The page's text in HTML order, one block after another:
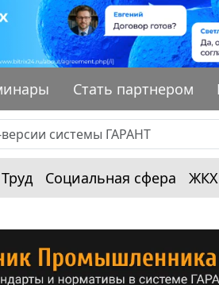
Стать партнером
Труд Социальная сфера ЖКХ